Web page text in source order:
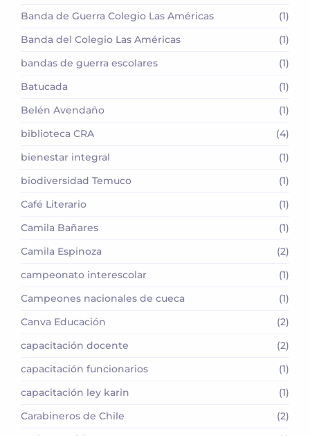
Banda de Guerra Colegio Las Américas
(1)
Banda del Colegio Las Américas
(1)
bandas de guerra escolares
(1)
Batucada
(1)
Belén Avendaño
(1)
biblioteca CRA
(4)
bienestar integral
(1)
biodiversidad Temuco
(1)
Café Literario
(1)
Camila Bañares
(1)
Camila Espinoza
(2)
campeonato interescolar
(1)
Campeones nacionales de cueca
(1)
Canva Educación
(2)
capacitación docente
(2)
capacitación funcionarios
(1)
capacitación ley karin
(1)
Carabineros de Chile
(2)